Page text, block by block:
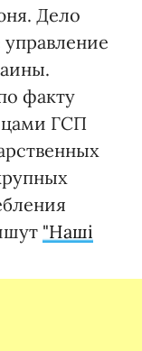
Дело
управление
факту
ГСП
"Наші